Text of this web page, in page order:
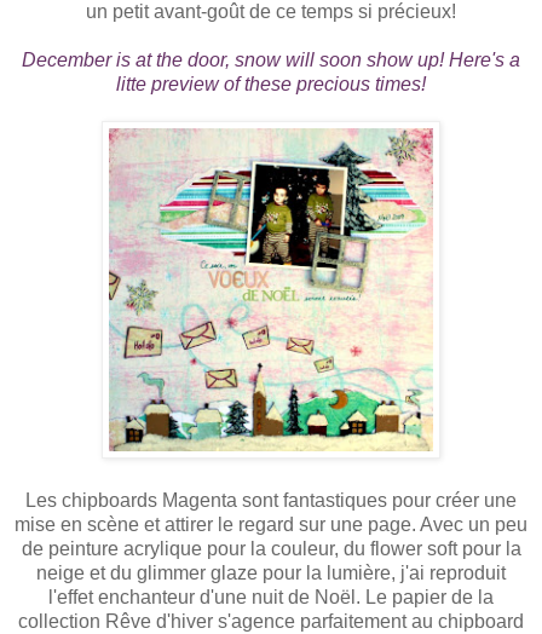
un petit avant-goût de ce temps si précieux!
December is at the door, snow will soon show up! Here's a
litte preview of these precious times!
Les chipboards Magenta sont fantastiques pour créer une
mise en scène et attirer le regard sur une page. Avec un peu
de peinture acrylique pour la couleur, du flower soft pour la
neige et du glimmer glaze pour la lumière, j'ai reproduit
l'effet enchanteur d'une nuit de Noël. Le papier de la
collection Rêve d'hiver s'agence parfaitement au chipboard